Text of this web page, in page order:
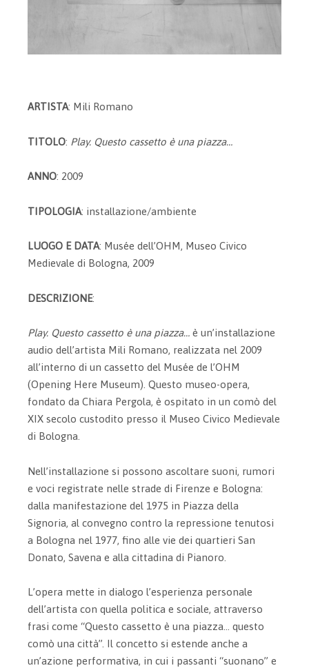
ARTISTA: Mili Romano
TITOLO: Play. Questo cassetto è una piazza…
ANNO: 2009
TIPOLOGIA: installazione/ambiente
LUOGO E DATA: Musée dell’OHM, Museo Civico
Medievale di Bologna, 2009
DESCRIZIONE:
Play. Questo cassetto è una piazza… è un’installazione
audio dell’artista Mili Romano, realizzata nel 2009
all’interno di un cassetto del Musée de l’OHM
(Opening Here Museum). Questo museo-opera,
fondato da Chiara Pergola, è ospitato in un comò del
XIX secolo custodito presso il Museo Civico Medievale
di Bologna.
Nell’installazione si possono ascoltare suoni, rumori
e voci registrate nelle strade di Firenze e Bologna:
dalla manifestazione del 1975 in Piazza della
Signoria, al convegno contro la repressione tenutosi
a Bologna nel 1977, fino alle vie dei quartieri San
Donato, Savena e alla cittadina di Pianoro.
L’opera mette in dialogo l’esperienza personale
dell’artista con quella politica e sociale, attraverso
frasi come “Questo cassetto è una piazza… questo
comò una città”. Il concetto si estende anche a
un’azione performativa, in cui i passanti “suonano” e